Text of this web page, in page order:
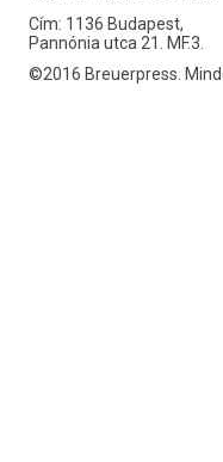
Cím: 1136 Budapest,
Pannónia utca 21. MF.3.
©2016 Breuerpress.